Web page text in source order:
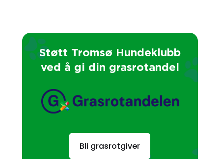
Støtt Tromsø Hundeklubb
ved å gi din grasrotandel
Bli grasrotgiver